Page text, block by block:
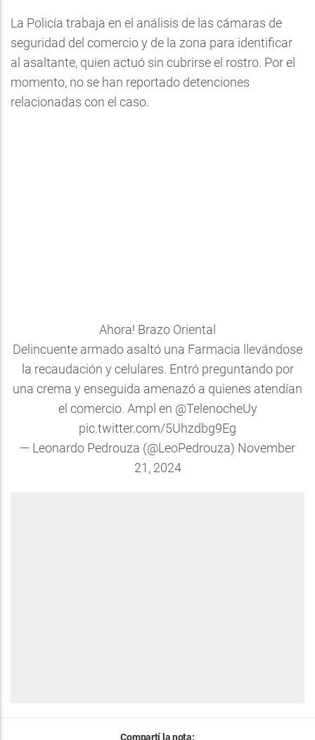
La Policía trabaja en el análisis de las cámaras de
seguridad del comercio y de la zona para identificar
al asaltante, quien actuó sin cubrirse el rostro. Por el
momento, no se han reportado detenciones
relacionadas con el caso.
Ahora! Brazo Oriental
Delincuente armado asaltó una Farmacia llevándose
la recaudación y celulares. Entró preguntando por
una crema y enseguida amenazó a quienes atendían
el comercio. Ampl en @TelenocheUy
pic.twitter.com/5Uhzdbg9Eg
— Leonardo Pedrouza (@LeoPedrouza) November
21, 2024
Compartí la nota: